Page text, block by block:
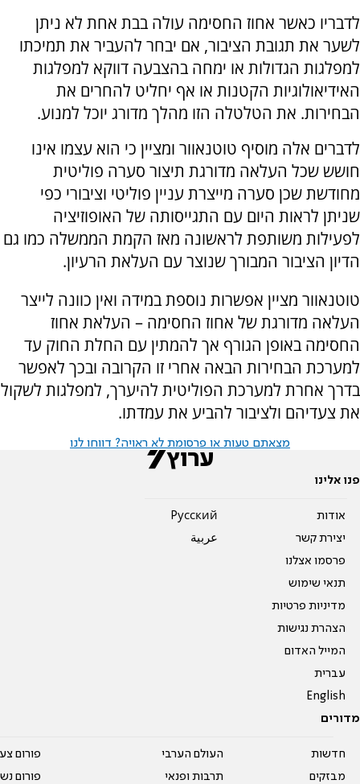
לדבריו כאשר אחוז החסימה עולה בבת אחת לא ניתן
לשער את תגובת הציבור, אם יבחר להעביר את תמיכתו
למפלגות הגדולות או ימחה בהצבעה דווקא למפלגות
האידיאולוגיות הקטנות או אף יחליט להחרים את
הבחירות. את הטלטלה הזו מהלך מדורג יוכל למנוע.
לדברים אלה מוסיף טוטנאוור ומציין כי הוא עצמו אינו
חושש שכל העלאה מדורגת תיצור סערה פוליטית
מחודשת שכן סערה מייצרת עניין פוליטי וציבורי כפי
שניתן לראות היום עם התגייסותה של האופוזיציה
לפעילות משותפת לראשונה מאז הקמת הממשלה כמו גם
הדיון הציבור המבורך שנוצר עם העלאת הרעיון.
טוטנאוור מציין אפשרות נוספת במידה ואין כוונה לייצר
העלאה מדורגת של אחוז החסימה – העלאת אחוז
החסימה באופן הגורף אך להמתין עם החלת החוק עד
למערכת הבחירות הבאה אחרי זו הקרובה ובכך לאפשר
בדרך אחרת למערכת הפוליטית להיערך, למפלגות לשקול
את צעדיהם ולציבור להביע את עמדתו.
מצאתם טעות או פרסומת לא ראויה? דווחו לנו
פנו אלינו
אודות
יצירת קשר
פרסמו אצלנו
תנאי שימוש
מדיניות פרטיות
הצהרת נגישות
המייל האדום
עברית
English
Pусский
عربية
מדורים
חדשות
מבזקים
העולם הערבי
תרבות ופנאי
פורום
פורום